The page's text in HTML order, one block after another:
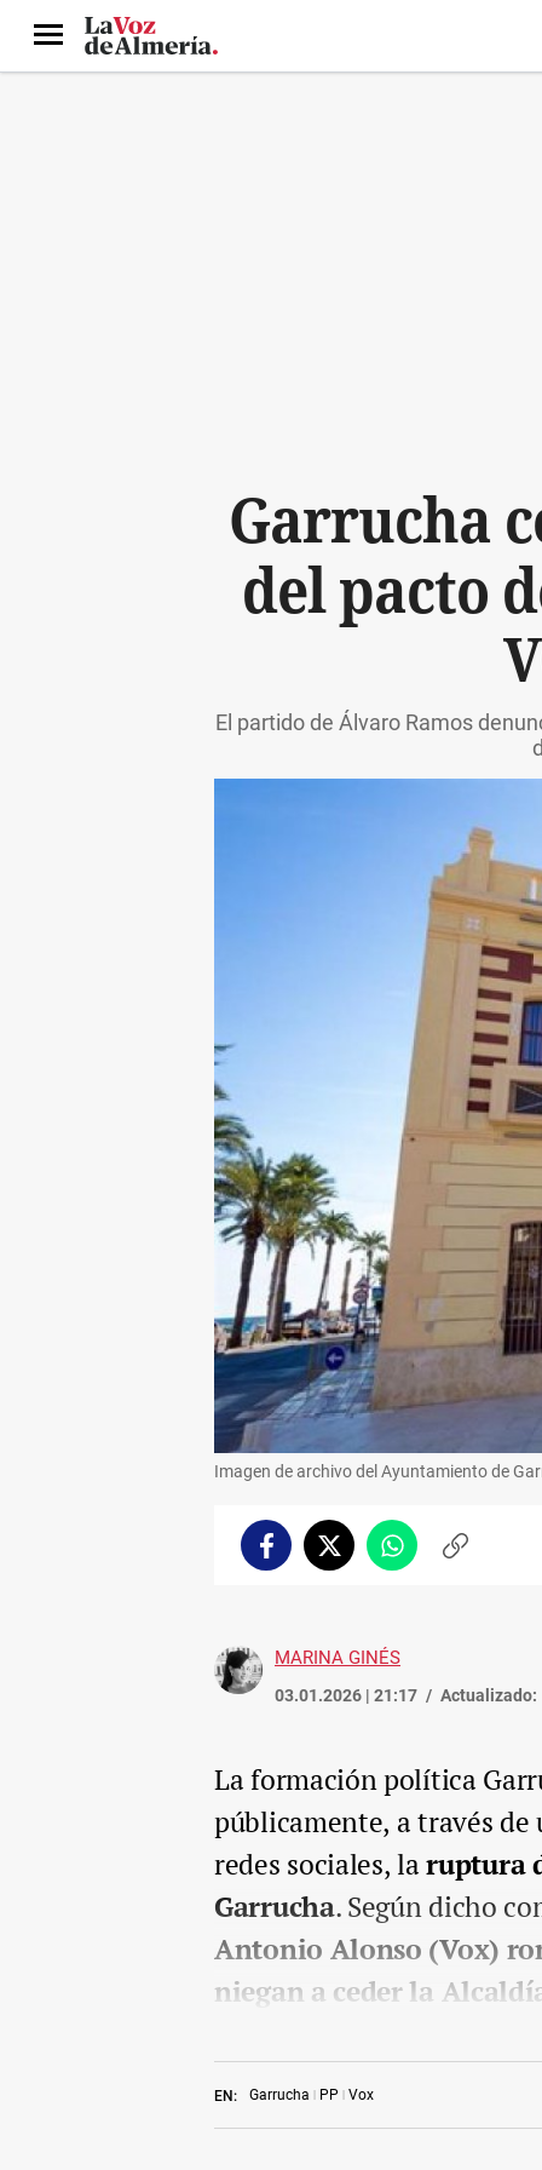
Menú
Garrucha
del pacto
El partido de Álvaro Ramos
Imagen de archivo del Ayuntamiento de
FacebookTwitterWhatsappCopiar
MARINA GINÉS
03.01.2026 | 21:17 Actualizado:
EN: Garrucha PP Vox
La formación política
públicamente, a través
redes sociales, laruptura
Garrucha. Según dicho
Antonio Alonso (Vox)
niegan a ceder la